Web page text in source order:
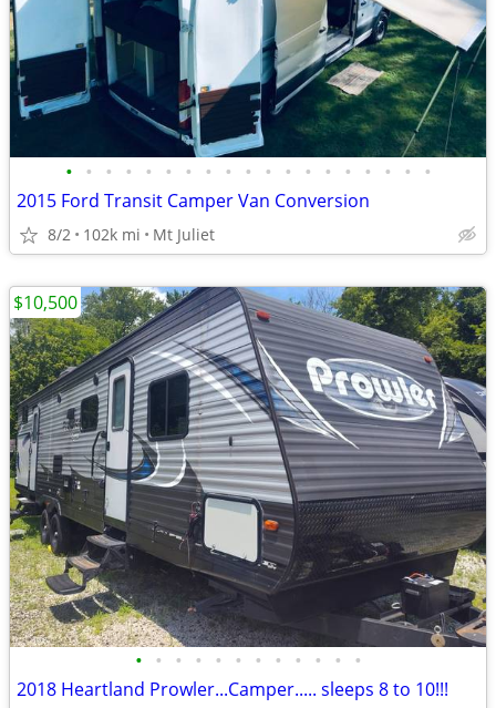
• • • • • • • • • • • • • • • • • • •
2015 Ford Transit Camper Van Conversion
8/2 102k mi Mt Juliet
• • • • • • • • • • • •
2018 Heartland Prowler...Camper..... sleeps 8 to 10!!!
$10,500